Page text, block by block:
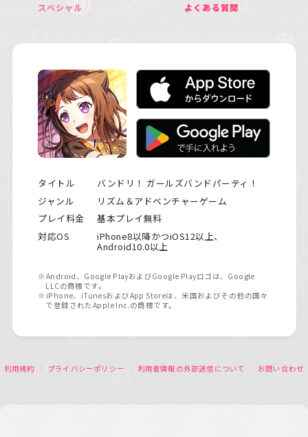
スペシャル よくある質問
タイトル
バンドリ！ ガールズバンドパーティ！
ジャンル
リズム＆アドベンチャーゲーム
プレイ料金
基本プレイ無料
対応OS
iPhone8以降かつiOS12以上、
Android10.0以上
※Android、Google PlayおよびGoogle Playロゴは、Google
LLCの商標です。
※iPhone、iTunesおよびApp Storeは、米国およびその他の国々
で登録されたApple Inc.の商標です。
利用規約 プライバシーポリシー 利用者情報の外部送信について お問い合わせ